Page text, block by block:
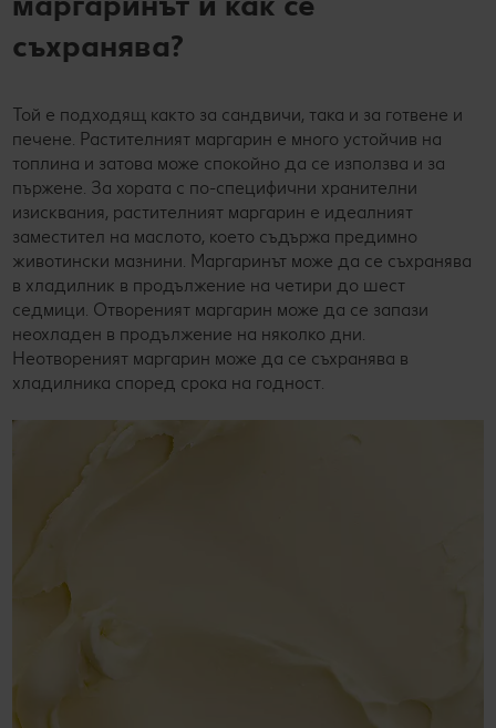
съхранява?
Той е подходящ както за сандвичи, така и за готвене и
печене. Растителният маргарин е много устойчив на
топлина и затова може спокойно да се използва и за
пържене. За хората с по-специфични хранителни
изисквания, растителният маргарин е идеалният
заместител на маслото, което съдържа предимно
животински мазнини. Маргаринът може да се съхранява
в хладилник в продължение на четири до шест
седмици. Отвореният маргарин може да се запази
неохладен в продължение на няколко дни.
Неотвореният маргарин може да се съхранява в
хладилника според срока на годност.